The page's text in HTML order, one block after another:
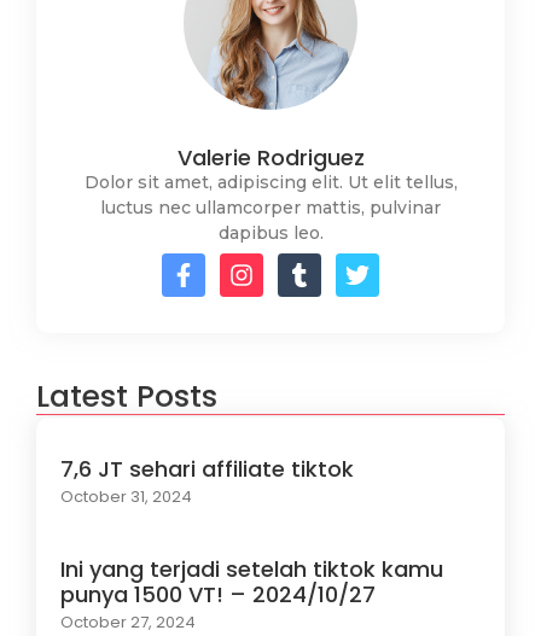
Valerie Rodriguez
Dolor sit amet, adipiscing elit. Ut elit tellus,
luctus nec ullamcorper mattis, pulvinar
dapibus leo.
Latest Posts
7,6 JT sehari affiliate tiktok
October 31, 2024
Ini yang terjadi setelah tiktok kamu
punya 1500 VT! – 2024/10/27
October 27, 2024